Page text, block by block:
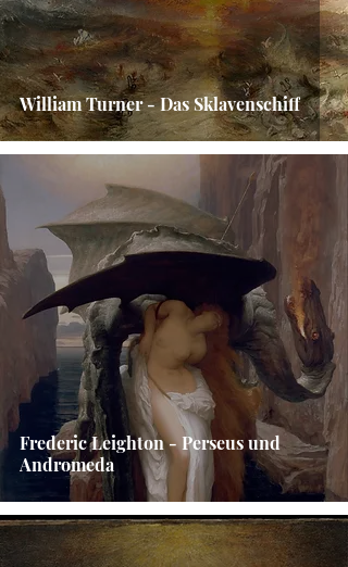
William Turner - Das Sklavenschiff
Frederic Leighton - Perseus und
Andromeda